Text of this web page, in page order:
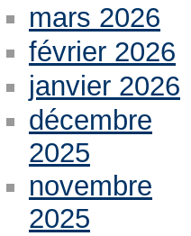
mars 2026
février 2026
janvier 2026
décembre
2025
novembre
2025